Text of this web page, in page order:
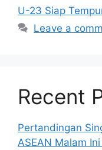
U-23 Siap
Leave a
Recent
Pertandingan
ASEAN Malam